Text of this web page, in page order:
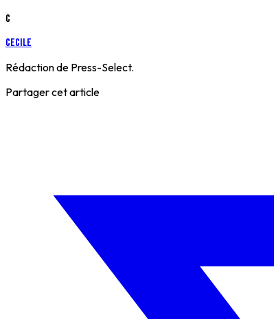
C
cecile
Rédaction de Press-Select.
Partager cet article